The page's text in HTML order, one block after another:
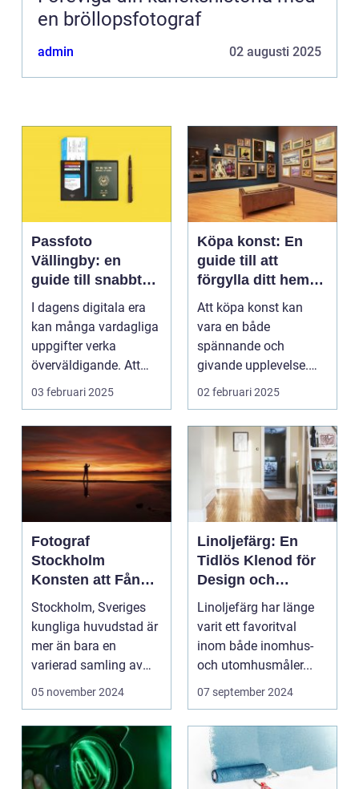
en bröllopsfotograf
admin 02 augusti 2025
Passfoto
Vällingby: en
guide till snabbt
och smidigt foto
I dagens digitala era
kan många vardagliga
uppgifter verka
överväldigande. Att
ordna...
03 februari 2025
Köpa konst: En
guide till att
förgylla ditt hem
med unik skönhet
Att köpa konst kan
vara en både
spännande och
givande upplevelse.
Det handlar inte b...
02 februari 2025
Fotograf
Stockholm
Konsten att Fånga
Ögonblick i
Huvudstaden
Stockholm, Sveriges
kungliga huvudstad är
mer än bara en
varierad samling av
pittoreska &o...
05 november 2024
Linoljefärg: En
Tidlös Klenod för
Design och
Hållbarhet
Linoljefärg har länge
varit ett favoritval
inom både inomhus-
och utomhusmåler...
07 september 2024